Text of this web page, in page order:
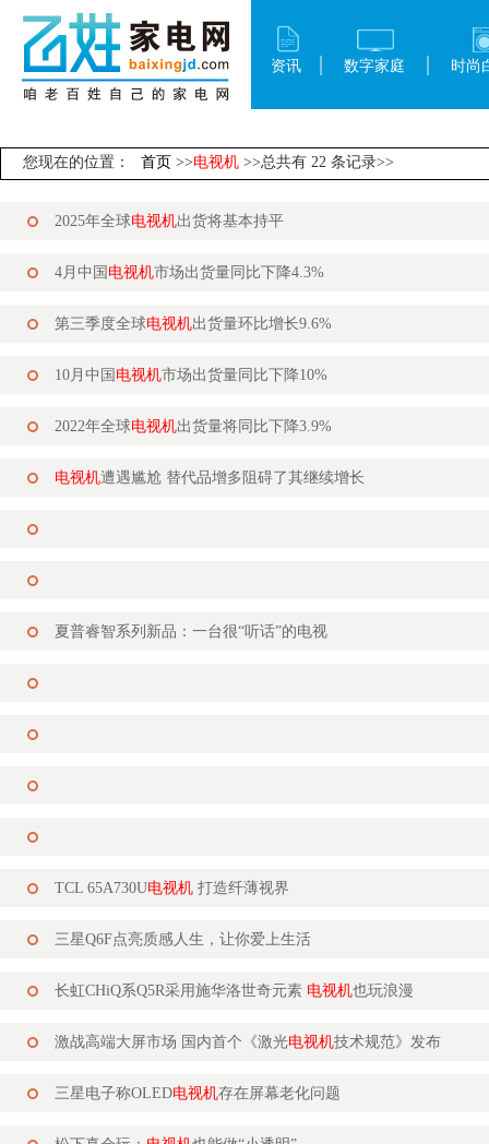
资讯 数字家庭 时尚
您现在的位置： 首页 >>电视机 >>总共有 22 条记录>>
2025年全球电视机出货将基本持平
4月中国 电视机市场出货量同比下降4.3%
第三季度全球电视机出货量环比增长9.6%
10月中国 电视机市场出货量同比下降10%
2022年全球电视机出货量将同比下降3.9%
电视机遭遇尴尬 替代品增多阻碍了其继续增长
夏普睿智系列新品：一台很“听话”的电视
TCL 65A730U电视机 打造纤薄视界
三星Q6F点亮质感人生，让你爱上生活
长虹CHiQ系Q5R采用施华洛世奇元素 电视机也玩浪漫
激战高端大屏市场 国内首个《激光电视机技术规范》发布
三星电子称OLED电视机存在屏幕老化问题